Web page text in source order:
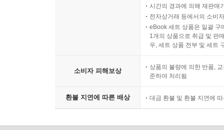
시간의 경과에 의해 재판매
전자상거래 등에서의 소비
eBook 세트 상품은 일괄 구
1개의 상품으로 취급 및 판
우, 세트 상품 전부 및 세트
소비자 피해보상
상품의 불량에 의한 반품,
준하여 처리됨
환불 지연에 따른 배상 대금 환불 및 환불 지연에